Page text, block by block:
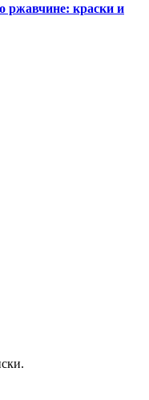
ржавчине: краски и